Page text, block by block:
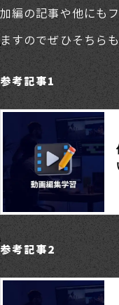
加編の記事や他にも
ますのでぜひそちら
参考記事1
参考記事2